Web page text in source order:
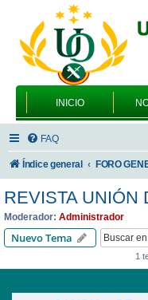
INICIO
FAQ
Índice general
REVISTA UNIÓN
Moderador: Administrador
Nuevo Tema
1